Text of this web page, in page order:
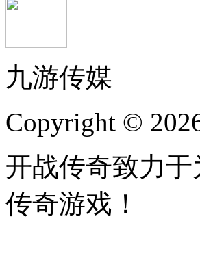
九游传媒
Copyright ©
开战传奇致力
传奇游戏！